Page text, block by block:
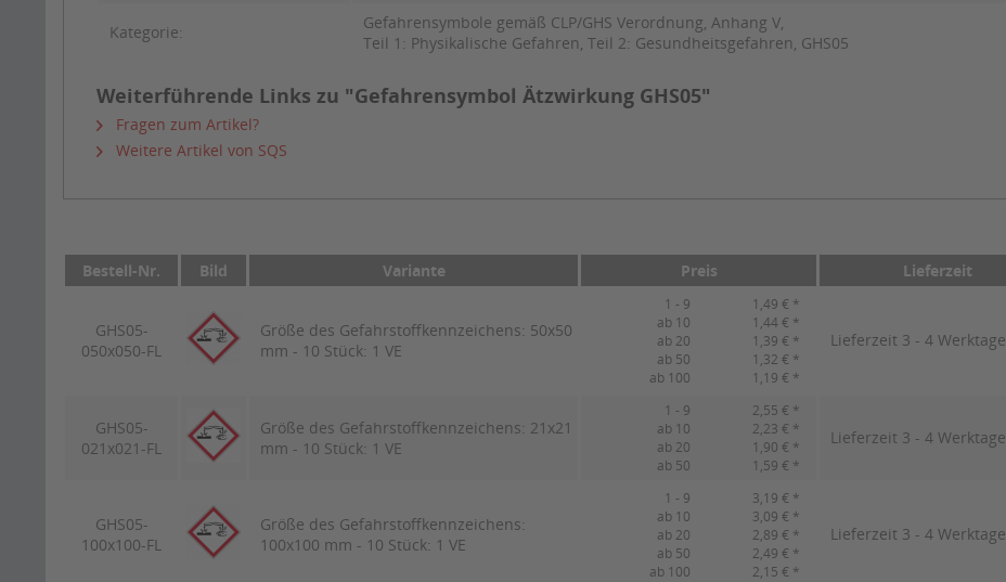
Kategorie:
Gefahrensymbole gemäß CLP/GHS Verordnung, Anhang V,
Teil 1: Physikalische Gefahren, Teil 2: Gesundheitsgefahren, GHS05
Weiterführende Links zu "Gefahrensymbol Ätzwirkung GHS05"
Fragen zum Artikel?
Weitere Artikel von SQS
Bestell-Nr. Bild Variante Preis Lieferzeit
GHS05-
050x050-FL
Größe des Gefahrstoffkennzeichens: 50x50
mm - 10 Stück: 1 VE
1 - 9
1,49 € *
ab 10
1,44 € *
ab 20
1,39 € *
ab 50
1,32 € *
ab 100
1,19 € *
Lieferzeit 3 - 4 Werktage
GHS05-
021x021-FL
Größe des Gefahrstoffkennzeichens: 21x21
mm - 10 Stück: 1 VE
1 - 9
2,55 € *
ab 10
2,23 € *
ab 20
1,90 € *
ab 50
1,59 € *
Lieferzeit 3 - 4 Werktage
GHS05-
100x100-FL
Größe des Gefahrstoffkennzeichens:
100x100 mm - 10 Stück: 1 VE
1 - 9
3,19 € *
ab 10
3,09 € *
ab 20
2,89 € *
ab 50
2,49 € *
ab 100
2,15 € *
Lieferzeit 3 - 4 Werktage